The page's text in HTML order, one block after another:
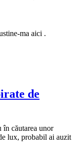
ma aici .
de
în căutarea unor
lux, probabil ai auzit